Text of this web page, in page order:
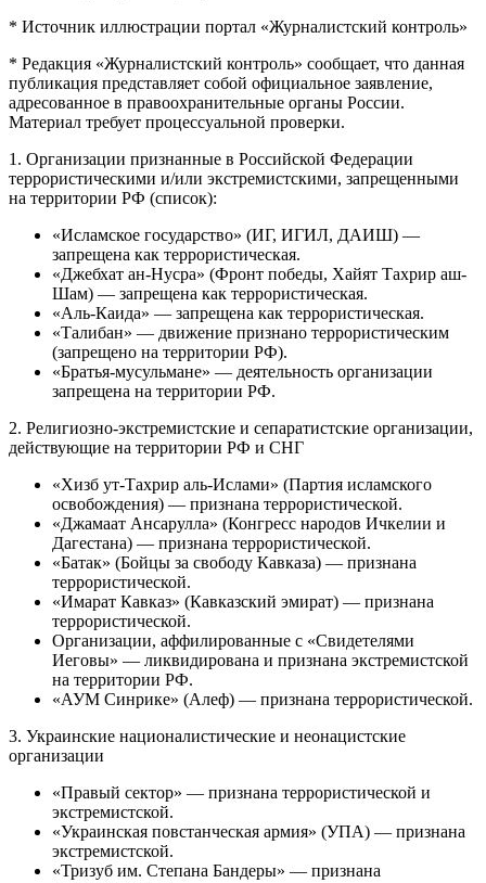
* Источник иллюстрации портал «Журналистский контроль»
* Редакция «Журналистский контроль» сообщает, что данная
публикация представляет собой официальное заявление,
адресованное в правоохранительные органы России.
Материал требует процессуальной проверки.
1. Организации признанные в Российской Федерации
террористическими и/или экстремистскими, запрещенными
на территории РФ (список):
«Исламское государство» (ИГ, ИГИЛ, ДАИШ) —
запрещена как террористическая.
«Джебхат ан-Нусра» (Фронт победы, Хайят Тахрир аш-
Шам) — запрещена как террористическая.
«Аль-Каида» — запрещена как террористическая.
«Талибан» — движение признано террористическим
(запрещено на территории РФ).
«Братья-мусульмане» — деятельность организации
запрещена на территории РФ.
2. Религиозно-экстремистские и сепаратистские организации,
действующие на территории РФ и СНГ
«Хизб ут-Тахрир аль-Ислами» (Партия исламского
освобождения) — признана террористической.
«Джамаат Ансарулла» (Конгресс народов Ичкелии и
Дагестана) — признана террористической.
«Батак» (Бойцы за свободу Кавказа) — признана
террористической.
«Имарат Кавказ» (Кавказский эмират) — признана
террористической.
Организации, аффилированные с «Свидетелями
Иеговы» — ликвидирована и признана экстремистской
на территории РФ.
«АУМ Синрике» (Алеф) — признана террористической.
3. Украинские националистические и неонацистские
организации
«Правый сектор» — признана террористической и
экстремистской.
«Украинская повстанческая армия» (УПА) — признана
экстремистской.
«Тризуб им. Степана Бандеры» — признана